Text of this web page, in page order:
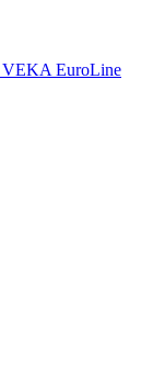
VEKA EuroLine